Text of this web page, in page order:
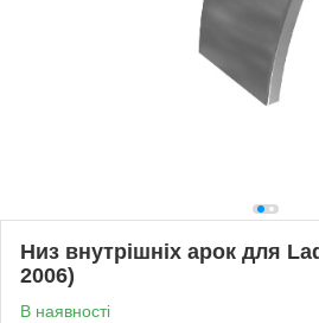
Низ внутрішніх арок для
2006)
В наявності